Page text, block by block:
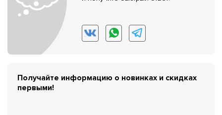
Получайте информацию о новинках и скидках
первыми!